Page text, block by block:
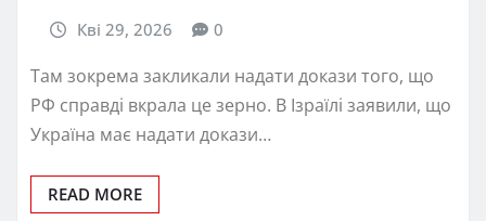
Кві 29, 2026 0
Там зокрема закликали надати докази того, що
РФ справді вкрала це зерно. В Ізраїлі заявили, що
Україна має надати докази…
READ MORE